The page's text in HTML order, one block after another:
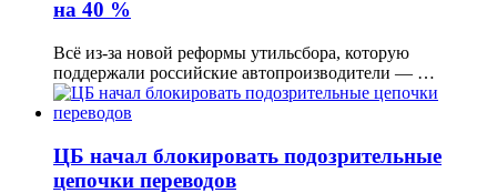
на 40 %
Всё из-за новой реформы утильсбора, которую
поддержали российские автопроизводители — …
ЦБ начал блокировать подозрительные
цепочки переводов